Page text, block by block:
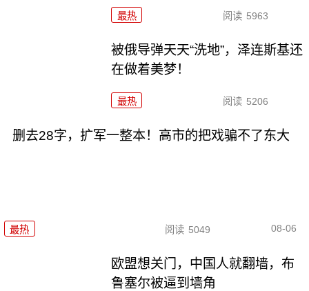
最热 阅读 5963
被俄导弹天天“洗地”，泽连斯基还
在做着美梦！
最热 阅读 5206
删去28字，扩军一整本！高市的把戏骗不了东大
最热 阅读 5049 08-06
欧盟想关门，中国人就翻墙，布
鲁塞尔被逼到墙角